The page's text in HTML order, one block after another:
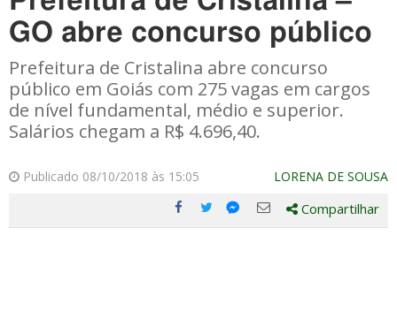
GO abre concurso público
Prefeitura de Cristalina abre concurso
público em Goiás com 275 vagas em cargos
de nível fundamental, médio e superior.
Salários chegam a R$ 4.696,40.
Publicado 08/10/2018 às 15:05 LORENA DE SOUSA
Compartilhe
Compartilhe
Compartilhe
Compartilhe
Compartilhar